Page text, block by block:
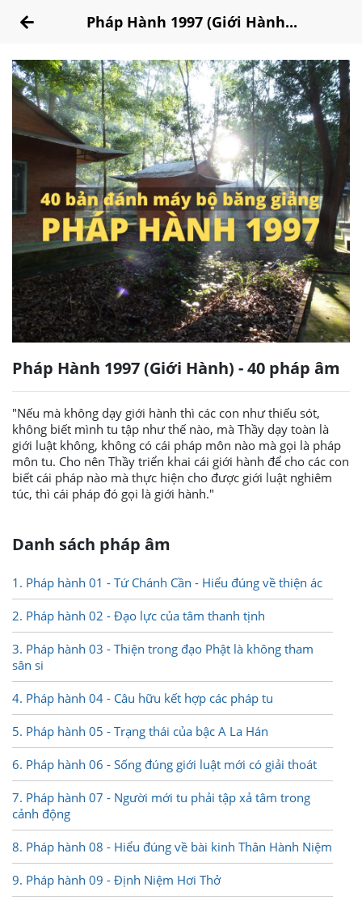
Pháp Hành 1997 (Giới Hành...
Pháp Hành 1997 (Giới Hành) - 40 pháp âm
"Nếu mà không dạy giới hành thì các con như thiếu sót,
không biết mình tu tập như thế nào, mà Thầy dạy toàn là
giới luật không, không có cái pháp môn nào mà gọi là pháp
môn tu. Cho nên Thầy triển khai cái giới hành để cho các con
biết cái pháp nào mà thực hiện cho được giới luật nghiêm
túc, thì cái pháp đó gọi là giới hành."
Danh sách pháp âm
1. Pháp hành 01 - Tứ Chánh Cần - Hiểu đúng về thiện ác
2. Pháp hành 02 - Đạo lực của tâm thanh tịnh
3. Pháp hành 03 - Thiện trong đạo Phật là không tham
sân si
4. Pháp hành 04 - Câu hữu kết hợp các pháp tu
5. Pháp hành 05 - Trạng thái của bậc A La Hán
6. Pháp hành 06 - Sống đúng giới luật mới có giải thoát
7. Pháp hành 07 - Người mới tu phải tập xả tâm trong
cảnh động
8. Pháp hành 08 - Hiểu đúng về bài kinh Thân Hành Niệm
9. Pháp hành 09 - Định Niệm Hơi Thở